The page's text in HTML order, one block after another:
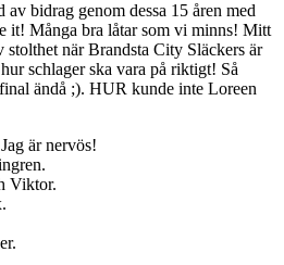
bidrag genom dessa 15 åren med
it! Många bra låtar som vi minns! Mitt
när Brandsta City Släckers är
schlager ska vara på riktigt! Så
ändå ;). HUR kunde inte Loreen
är nervös!
Viktor.